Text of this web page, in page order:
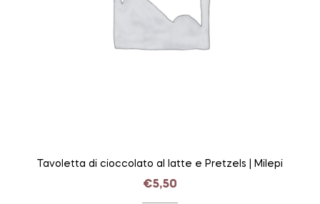
Tavoletta di cioccolato al latte e Pretzels | Milepi
€5,50